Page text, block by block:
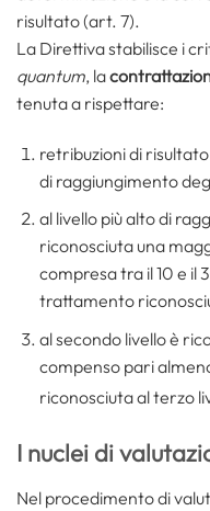
risultato (art. 7).
La Direttiva stabilisce i
quantum, la
tenuta a rispettare:
retribuzioni di
di raggiungimento
al livello più alto di
riconosciuta una
compresa tra il 10 e il
trattamento
al secondo livello è
compenso pari
riconosciuta al terzo
I nuclei di
Nel procedimento di